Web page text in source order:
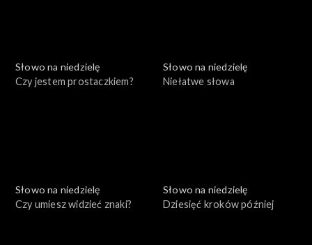
Słowo na niedzielę
Czy jestem prostaczkiem?
Słowo na niedzielę
Niełatwe słowa
Słowo na niedzielę
Czy umiesz widzieć znaki?
Słowo na niedzielę
Dziesięć kroków później